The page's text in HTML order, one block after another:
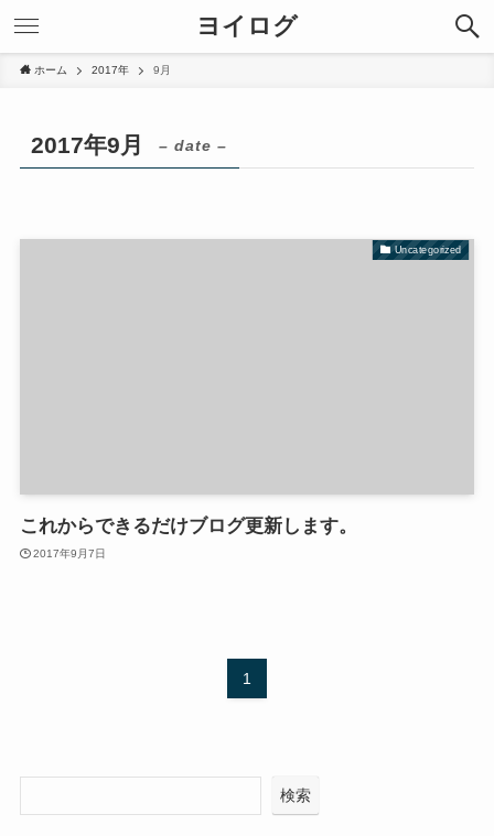
ヨイログ
ホーム 2017年 9月
2017年9月 – date –
Uncategorized
これからできるだけブログ更新します。
2017年9月7日
1
検索